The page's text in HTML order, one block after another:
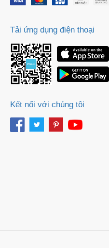
Tải ứng dụng điện thoại
Kết nối với chúng tôi
mã.